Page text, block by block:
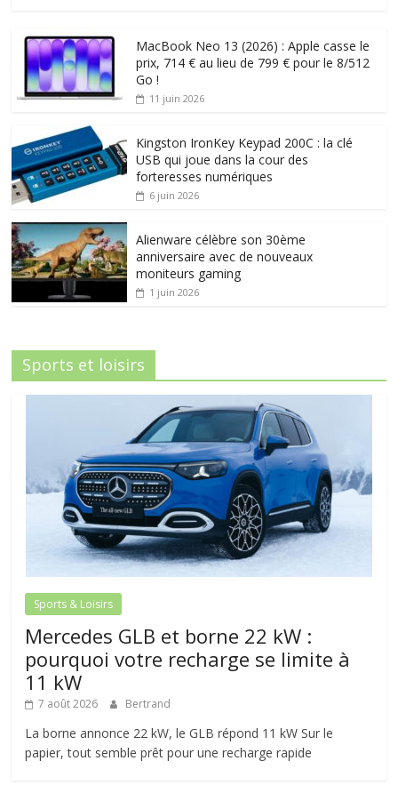
MacBook Neo 13 (2026) : Apple casse le
prix, 714 € au lieu de 799 € pour le 8/512
Go !
11 juin 2026
Kingston IronKey Keypad 200C : la clé
USB qui joue dans la cour des
forteresses numériques
6 juin 2026
Alienware célèbre son 30ème
anniversaire avec de nouveaux
moniteurs gaming
1 juin 2026
Sports et loisirs
Sports & Loisirs
Mercedes GLB et borne 22 kW :
pourquoi votre recharge se limite à
11 kW
7 août 2026 Bertrand
La borne annonce 22 kW, le GLB répond 11 kW Sur le
papier, tout semble prêt pour une recharge rapide